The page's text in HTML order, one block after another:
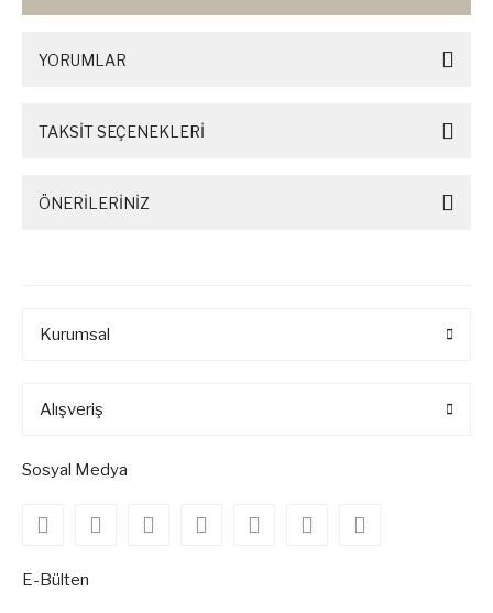
YORUMLAR
TAKSİT SEÇENEKLERİ
ÖNERİLERİNİZ
Kurumsal
Alışveriş
Sosyal Medya
E-Bülten